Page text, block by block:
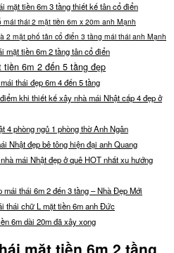
mặt tiền 6m 3 tầng thiết kế tân cổ điển
mái thái 2 mặt tiền 6m x 20m anh Mạnh
2 mặt phố tân cổ điển 3 tầng mái thái anh Mạnh
mặt tiền 6m 2 tầng tân cổ điển
tiền 6m 2 đến 5 tầng đẹp
thái đẹp 6m 4 đến 5 tầng
khi thiết kế xây nhà mái Nhật cấp 4 đẹp ở
4 phòng ngủ 1 phòng thờ Anh Ngân
Nhật đẹp bê tông hiện đại anh Quang
mái Nhật đẹp ở quê HOT nhất xu hướng
mái thái 6m 2 đến 3 tầng – Nhà Đẹp Mới
thái chữ L mặt tiền 6m anh Đức
6m dài 20m đã xây xong
mặt tiền 6m 2 tầng